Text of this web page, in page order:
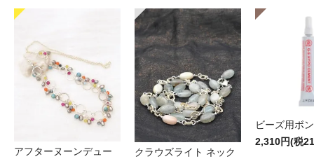
アフターヌーンデュー
クラウズライト ネック
ビーズ用ボ
2,310円(税